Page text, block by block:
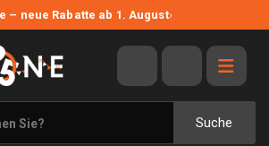
– neue Rabatte ab 1. August›
Suche